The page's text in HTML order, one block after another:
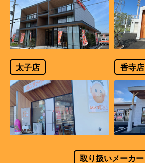
太子店 香寺店
取り扱いメーカー